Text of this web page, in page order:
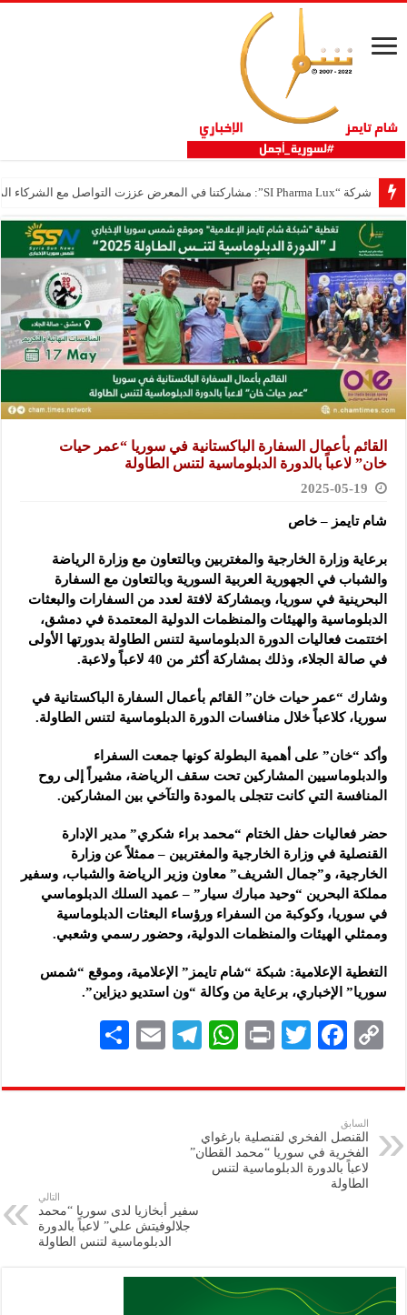
شركة “SI Pharma Lux”: مشاركتنا في المعرض عززت التواصل مع الشركاء المحليين والدوليين
القائم بأعمال السفارة الباكستانية في سوريا “عمر حيات
خان” لاعباً بالدورة الدبلوماسية لتنس الطاولة
2025-05-19
شام تايمز – خاص
برعاية وزارة الخارجية والمغتربين وبالتعاون مع وزارة الرياضة
والشباب في الجهورية العربية السورية وبالتعاون مع السفارة
البحرينية في سوريا، وبمشاركة لافتة لعدد من السفارات والبعثات
الدبلوماسية والهيئات والمنظمات الدولية المعتمدة في دمشق،
اختتمت فعاليات الدورة الدبلوماسية لتنس الطاولة بدورتها الأولى
في صالة الجلاء، وذلك بمشاركة أكثر من 40 لاعباً ولاعبة.
وشارك “عمر حيات خان” القائم بأعمال السفارة الباكستانية في
سوريا، كلاعباً خلال منافسات الدورة الدبلوماسية لتنس الطاولة.
وأكد “خان” على أهمية البطولة كونها جمعت السفراء
والدبلوماسيين المشاركين تحت سقف الرياضة، مشيراً إلى روح
المنافسة التي كانت تتجلى بالمودة والتآخي بين المشاركين.
حضر فعاليات حفل الختام “محمد براء شكري” مدير الإدارة
القنصلية في وزارة الخارجية والمغتربين – ممثلاً عن وزارة
الخارجية، و”جمال الشريف” معاون وزير الرياضة والشباب، وسفير
مملكة البحرين “وحيد مبارك سيار” – عميد السلك الدبلوماسي
في سوريا، وكوكبة من السفراء ورؤساء البعثات الدبلوماسية
وممثلي الهيئات والمنظمات الدولية، وحضور رسمي وشعبي.
التغطية الإعلامية: شبكة “شام تايمز” الإعلامية، وموقع “شمس
سوريا” الإخباري، برعاية من وكالة “ون استديو ديزاين”.
C
p
y
Li
n
F
eb
k
T
tt
P
nt
W
at
A
p
Te
gr
E
ai
ar
السابق
القنصل الفخري لقنصلية بارغواي
الفخرية في سوريا “محمد القطان”
لاعباً بالدورة الدبلوماسية لتنس
الطاولة
التالي
سفير أبخازيا لدى سوريا “محمد
جلالوفيتش علي” لاعباً بالدورة
الدبلوماسية لتنس الطاولة